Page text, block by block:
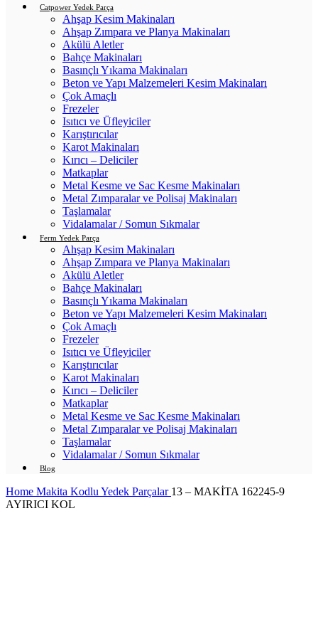
Catpower Yedek Parça
Ahşap Kesim Makinaları
Ahşap Zımpara ve Planya Makinaları
Akülü Aletler
Bahçe Makinaları
Basınçlı Yıkama Makinaları
Beton ve Yapı Malzemeleri Kesim Makinaları
Çok Amaçlı
Frezeler
Isıtıcı ve Üfleyiciler
Karıştırıcılar
Karot Makinaları
Kırıcı – Deliciler
Matkaplar
Metal Kesme ve Sac Kesme Makinaları
Metal Zımparalar ve Polisaj Makinaları
Taşlamalar
Vidalamalar / Somun Sıkmalar
Ferm Yedek Parça
Ahşap Kesim Makinaları
Ahşap Zımpara ve Planya Makinaları
Akülü Aletler
Bahçe Makinaları
Basınçlı Yıkama Makinaları
Beton ve Yapı Malzemeleri Kesim Makinaları
Çok Amaçlı
Frezeler
Isıtıcı ve Üfleyiciler
Karıştırıcılar
Karot Makinaları
Kırıcı – Deliciler
Matkaplar
Metal Kesme ve Sac Kesme Makinaları
Metal Zımparalar ve Polisaj Makinaları
Taşlamalar
Vidalamalar / Somun Sıkmalar
Blog
Home Makita Kodlu Yedek Parçalar 13 – MAKİTA 162245-9
AYIRICI KOL